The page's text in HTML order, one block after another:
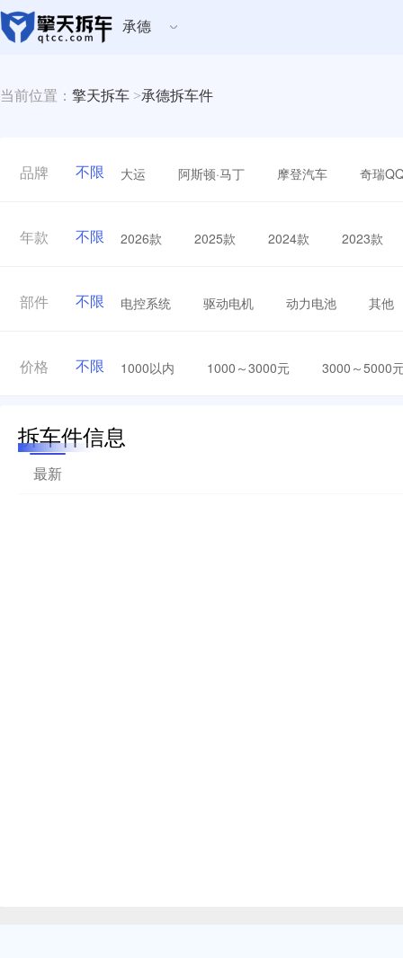
承德
当前位置： 擎天拆车 >承德拆车件
品牌 不限 大运 阿斯顿·马丁 摩登汽车 奇瑞
年款 不限 2026款 2025款 2024款 2023款
部件 不限 电控系统 驱动电机 动力电池 其他
价格 不限 1000以内 1000～3000元 3000～5000
拆车件信息
最新